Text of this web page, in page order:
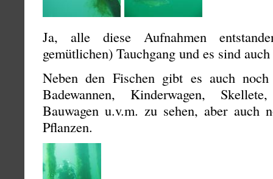
Ja, alle diese Aufnahmen
gemütlichen) Tauchgang und es sind
Neben den Fischen gibt es auch
Badewannen, Kinderwagen,
Bauwagen u.v.m. zu sehen, aber auch
Pflanzen.